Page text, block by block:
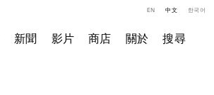
新聞 影片 商店 關於 搜尋
EN 中文 한국어